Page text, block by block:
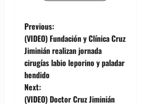
P
o
s
t
Previous:
(VIDEO) Fundación y Clínica Cruz
Jiminián realizan jornada
cirugías labio leporino y paladar
hendido
Next:
(VIDEO) Doctor Cruz Jiminián